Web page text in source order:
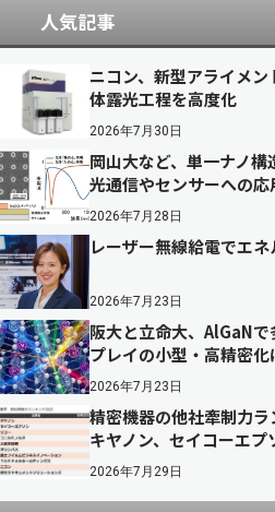
人気記事
ニコン、新型アライメ
体露光工程を高度化
2026年7月30日
岡山大など、単一ナノ
光通信やセンサーへの応
2026年7月28日
レーザー無線給電でエ
2026年7月23日
阪大と立命大、AlGaN
プレイの小型・高精密化
2026年7月23日
精密機器の他社牽制力
キヤノン、セイコーエプ
2026年7月29日